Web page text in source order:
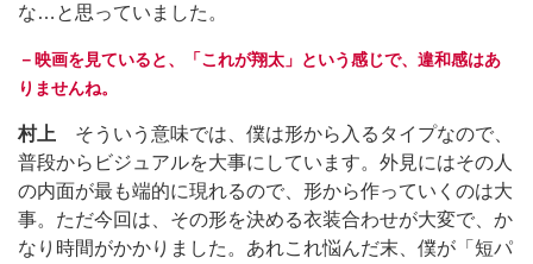
な…と思っていました。
－映画を見ていると、「これが翔太」という感じで、違和感はあ
りませんね。
村上 そういう意味では、僕は形から入るタイプなので、
普段からビジュアルを大事にしています。外見にはその人
の内面が最も端的に現れるので、形から作っていくのは大
事。ただ今回は、その形を決める衣装合わせが大変で、か
なり時間がかかりました。あれこれ悩んだ末、僕が「短パ